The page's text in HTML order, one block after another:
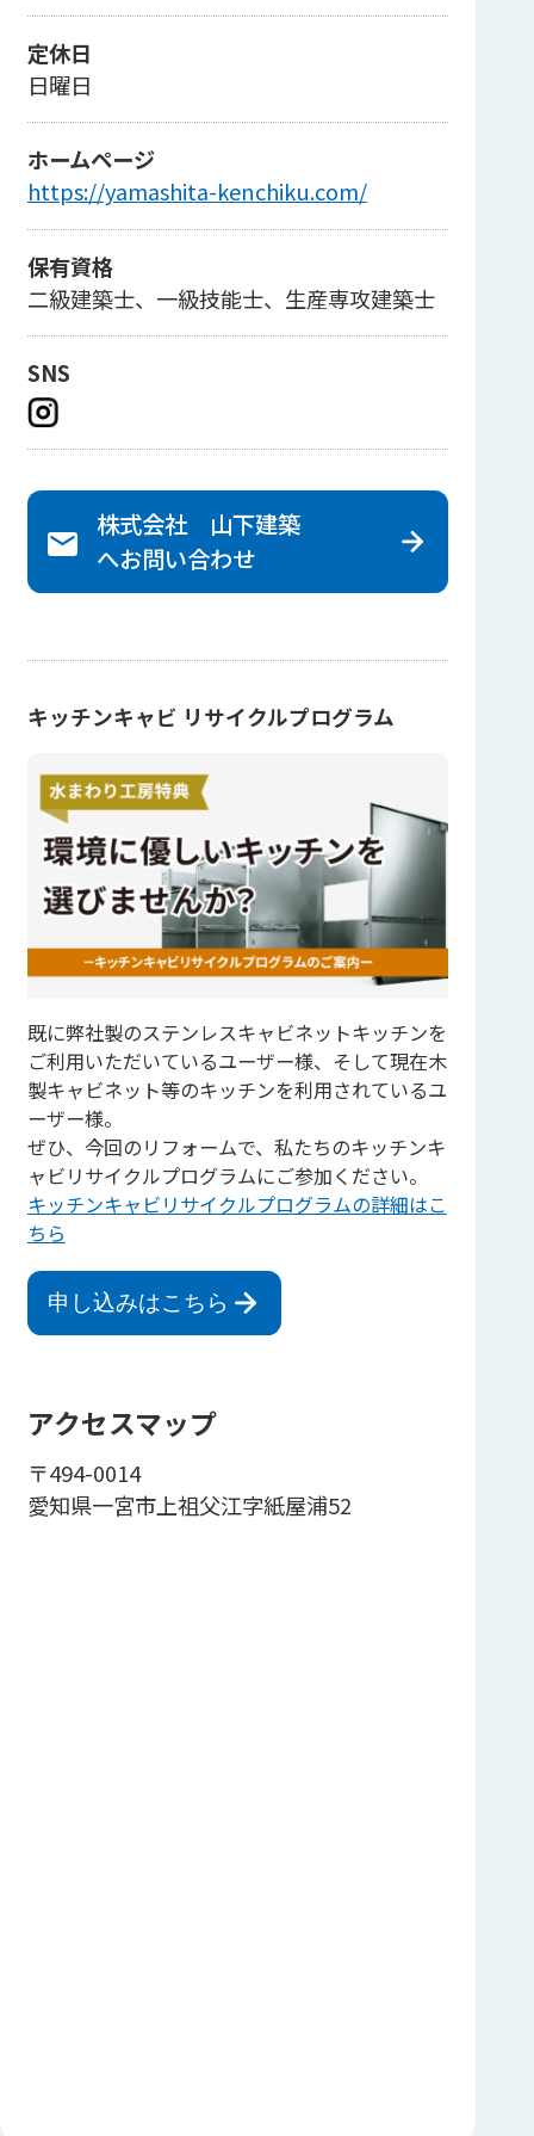
定休日
日曜日
ホームページ
https://yamashita-kenchiku.com/
保有資格
二級建築士、一級技能士、生産専攻建築士
SNS
株式会社 山下建築
へお問い合わせ
キッチンキャビ リサイクルプログラム
既に弊社製のステンレスキャビネットキッチンを
ご利用いただいているユーザー様、そして現在木
製キャビネット等のキッチンを利用されているユ
ーザー様。
ぜひ、今回のリフォームで、私たちのキッチンキ
ャビリサイクルプログラムにご参加ください。
キッチンキャビリサイクルプログラムの詳細はこ
ちら
申し込みはこちら
アクセスマップ
〒494-0014
愛知県一宮市上祖父江字紙屋浦52